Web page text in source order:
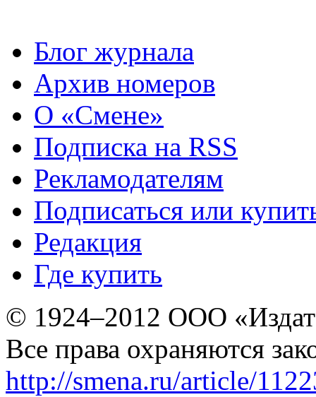
Блог журнала
Архив номеров
О «Смене»
Подписка на RSS
Рекламодателям
Подписаться или
Редакция
Где купить
© 1924–2012 ООО
Все права охраняются
http://smena.ru/article/